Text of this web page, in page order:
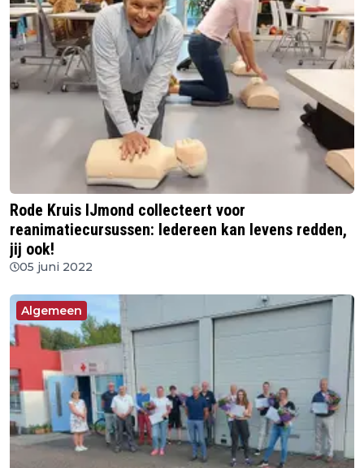
Rode Kruis IJmond collecteert voor
reanimatiecursussen: Iedereen kan levens redden,
jij ook!
05 juni 2022
Algemeen